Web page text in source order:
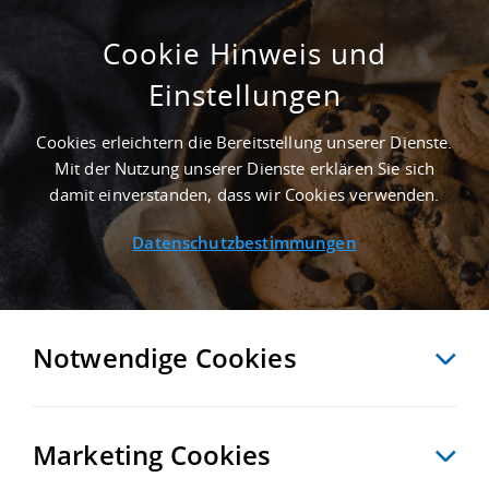
ERSTBEZUG - 10.000 M² LOGISTIKHALLE IN
SCHÖNEFELD AN DER AUTOBAHN A 113 -
LANDKREIS DAHME-SPREEWALD
Startseite/ Immobiliensuche/ Detailansicht
ZURÜCK MERKEN VERGLEICHEN EXPORT PDF
Cookie Hinweis und
Einstellungen
Cookies erleichtern die Bereitstellung unserer Dienste.
Mit der Nutzung unserer Dienste erklären Sie sich
damit einverstanden, dass wir Cookies verwenden.
Datenschutzbestimmungen
Notwendige Cookies
Marketing Cookies